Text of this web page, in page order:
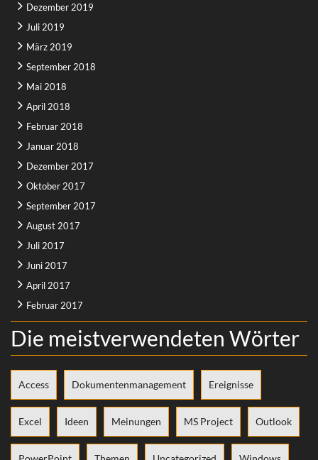
Dezember 2019
Juli 2019
März 2019
September 2018
Mai 2018
April 2018
Februar 2018
Januar 2018
Dezember 2017
Oktober 2017
September 2017
August 2017
Juli 2017
Juni 2017
April 2017
Februar 2017
Die meistverwendeten Wörter
Access Dokumentenmanagement Ereignisse
Excel Ideen Meinungen MS Project Outlook